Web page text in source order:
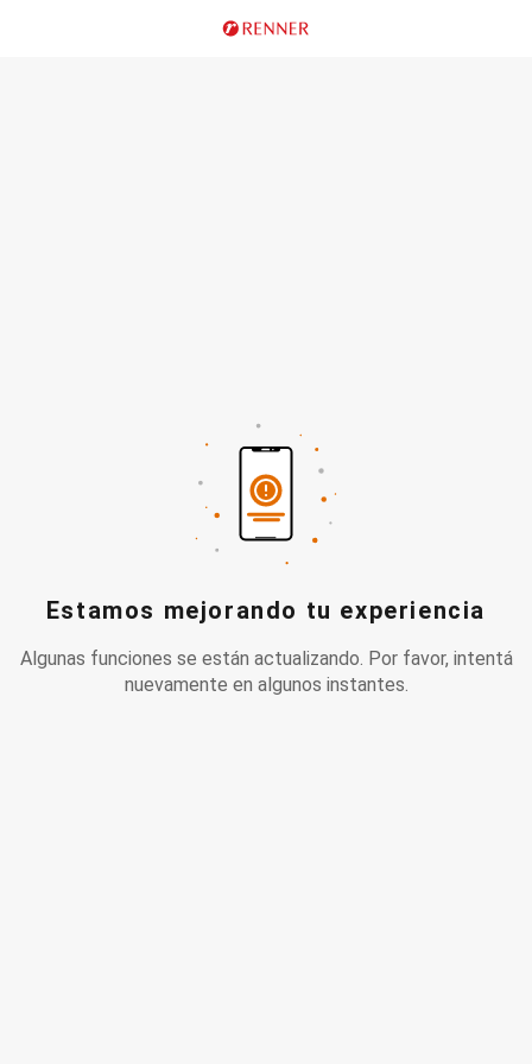
Estamos mejorando tu experiencia
Algunas funciones se están actualizando. Por favor, intentá
nuevamente en algunos instantes.